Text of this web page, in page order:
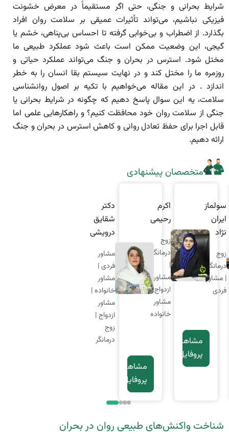
شرایط بحرانی و جنگی، حتی اگر مستقیماً در معرض خشونت
فیزیکی نباشیم، می‌تواند تأثیرات عمیقی بر سلامت روان افراد
بگذارد. از اضطراب و بی‌خوابی گرفته تا احساس بی‌پناهی، خشم یا
گیجی، این وضعیت ممکن است باعث شود عملکرد طبیعی ما
مختل شود. استرس در بحران و جنگ می‌تواند عملکرد حیاتی و
روزمره ما را مختل کند و در نهایت سیستم بقا انسان را به خطر
اندازد . در این مقاله می‌خواهیم با تکیه بر اصول روانشناسی
سلامت، یه این سوال پاسخ دهیم که چگونه در شرایط بحرانی یا
جنگی از سلامت روان خود محافظت کنیم؟ و راهکارهایی علمی اما
قابل اجرا برای حفظ تعادل روانی و کاهش استرس در بحران و جنگ
ارائه دهیم.
متخصصان پیشنهادی
|
دکتر
شقایق
درویشی
مشاور
فردی |
مشاور
خانواده |
مشاور
ازدواج |
مشاهده
علیرضا
غلامی
زوج
درمانگر |
مشاور
فردی |
سکس
تراپیست
مشاهده
شناخت واکنش‌های طبیعی روان در بحران